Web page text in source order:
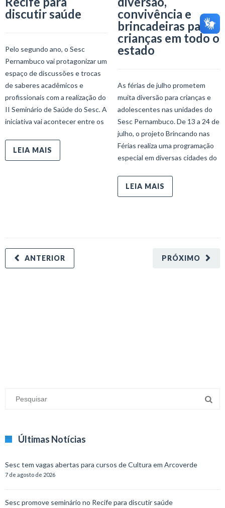
discutir saúde
Pelo segundo ano, o Sesc
Pernambuco vai protagonizar um
espaço de discussões e trocas
de saberes acadêmicos e
profissionais com a realização do
II Seminário de Saúde do Sesc. A
iniciativa vai acontecer entre os
LEIA MAIS
convivência e
brincadeiras para
crianças em todo o
estado
As férias de julho prometem
muita diversão para crianças e
adolescentes nas unidades do
Sesc Pernambuco. De 13 a 24 de
julho, o projeto Brincando nas
Férias realiza uma programação
especial em diversas cidades do
LEIA MAIS
PRÓXIMO
ANTERIOR
Últimas Notícias
Sesc tem vagas abertas para cursos de Cultura em Arcoverde
7 de agosto de 2026
Sesc promove seminário no Recife para discutir saúde